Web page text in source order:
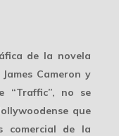
de la novela
Cameron y
“Traffic”, no se
que
comercial de la